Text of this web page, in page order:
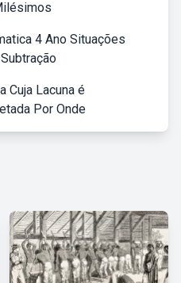
4 Ano Situações
Cuja Lacuna é
Por Onde